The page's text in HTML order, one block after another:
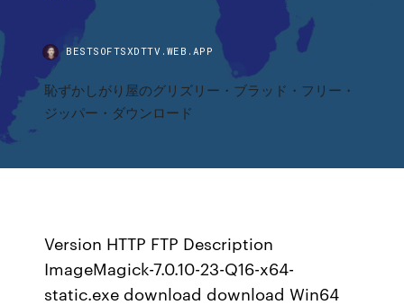
BESTSOFTSXDTTV.WEB.APP
恥ずかしがり屋のグリズリー・ブラッド・フリー・
ジッパー・ダウンロード
Version HTTP FTP Description
ImageMagick-7.0.10-23-Q16-x64-
static.exe download download Win64